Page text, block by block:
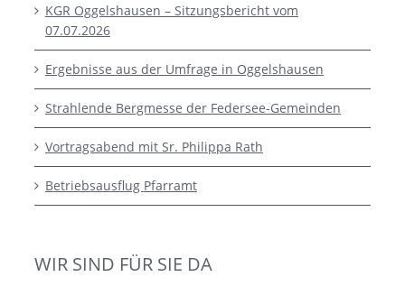
KGR Oggelshausen – Sitzungsbericht vom
07.07.2026
Ergebnisse aus der Umfrage in Oggelshausen
Strahlende Bergmesse der Federsee-Gemeinden
Vortragsabend mit Sr. Philippa Rath
Betriebsausflug Pfarramt
WIR SIND FÜR SIE DA